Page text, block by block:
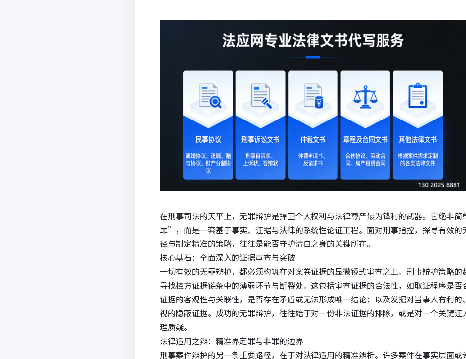
在刑事司法的天平上，无罪辩护是捍卫个人权利与法律尊严最为锋利的武器。它绝非
罪”，而是一套基于事实、证据与法律的系统性论证工程。面对刑事指控，探寻有效的
径与制定精准的策略，往往是能否守护清白之身的关键所在。
核心基石：全面深入的证据审查与突破
一切有效的无罪辩护，都必须构筑在对案卷证据的显微镜式审查之上。刑事辩护策略的
寻找控方证据链条中的薄弱环节与断裂处。这包括审查证据的合法性，如取证程序是否
证据的客观性与关联性，是否存在矛盾或无法形成唯一结论；以及发掘对当事人有利的
视的隐蔽证据。成功的无罪辩护，往往始于对一份非法证据的排除，或是对一个关键证
理质疑。
法律适用之辩：精准界定罪与非罪的边界
刑事案件辩护的另一条重要路径，在于对法律适用的精准辨析。许多案件在事实层面或